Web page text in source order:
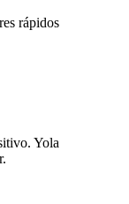
rápidos
Yola